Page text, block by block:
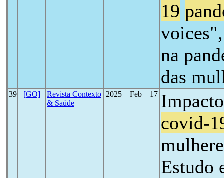
19
na
das
39 [GO]
Revista Contexto
& Saúde
2025―Feb―17
covid-
Estudo